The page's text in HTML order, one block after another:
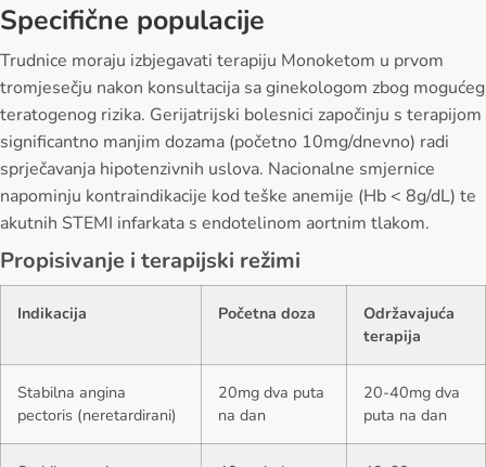
Specifične populacije
Trudnice moraju izbjegavati terapiju Monoketom u prvom
tromjesečju nakon konsultacija sa ginekologom zbog mogućeg
teratogenog rizika. Gerijatrijski bolesnici započinju s terapijom
significantno manjim dozama (početno 10mg/dnevno) radi
sprječavanja hipotenzivnih uslova. Nacionalne smjernice
napominju kontraindikacije kod teške anemije (Hb < 8g/dL) te
akutnih STEMI infarkata s endotelinom aortnim tlakom.
Propisivanje i terapijski režimi
Indikacija Početna doza
Održavajuća
terapija
Stabilna angina
pectoris (neretardirani)
20mg dva puta
na dan
20-40mg dva
puta na dan